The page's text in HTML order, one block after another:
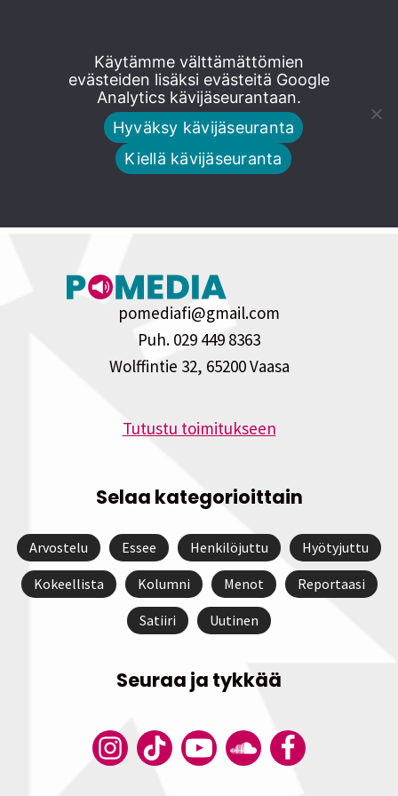
suoraan
tuoteseloste
No Post Found
pomediafi@gmail.com
Puh. 029 449 8363
Wolffintie 32, 65200 Vaasa
Tutustu toimitukseen
Selaa kategorioittain
Arvostelu Essee Henkilöjuttu Hyötyjuttu
Kokeellista Kolumni Menot Reportaasi
Satiiri Uutinen
Seuraa ja tykkää
Käytämme välttämättömien
evästeiden lisäksi evästeitä Google
Analytics kävijäseurantaan.
Hyväksy kävijäseuranta
Kiellä kävijäseuranta